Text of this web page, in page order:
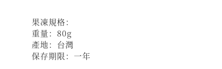
果凍規格：
重量：80g
產地：台灣
保存期限：一年